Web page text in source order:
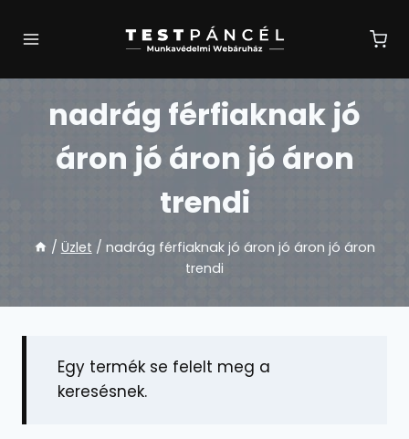
nadrág férfiaknak jó
áron jó áron jó áron
trendi
/ Üzlet / nadrág férfiaknak jó áron jó áron jó áron
trendi
Egy termék se felelt meg a
keresésnek.